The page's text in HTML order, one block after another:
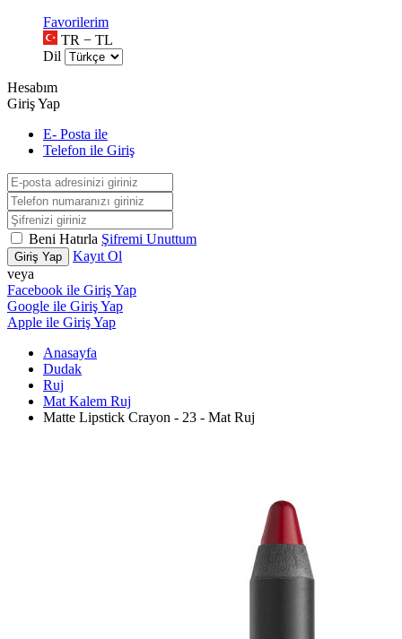
Favorilerim
TR − TL
Dil
Hesabım
Giriş Yap
E- Posta ile
Telefon ile Giriş
Beni Hatırla Şifremi Unuttum
Giriş Yap
Kayıt Ol
veya
Facebook ile Giriş Yap
Google ile Giriş Yap
Apple ile Giriş Yap
Anasayfa
Dudak
Ruj
Mat Kalem Ruj
Matte Lipstick Crayon - 23 - Mat Ruj